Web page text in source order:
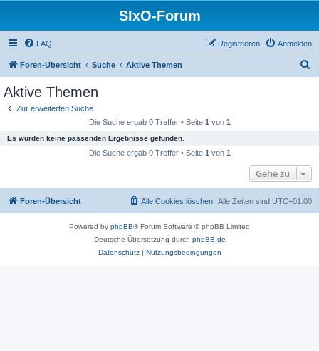
SIxO-Forum
FAQ Anmelden
Registrieren
Foren-Übersicht Suche Aktive Themen
Aktive Themen
Zur erweiterten Suche
Die Suche ergab 0 Treffer • Seite 1 von 1
Es wurden keine passenden Ergebnisse gefunden.
Die Suche ergab 0 Treffer • Seite 1 von 1
Gehe zu
Foren-Übersicht Alle Zeiten sind UTC+01:00
Alle Cookies löschen
Powered by phpBB® Forum Software © phpBB Limited
Deutsche Übersetzung durch phpBB.de
Datenschutz| Nutzungsbedingungen